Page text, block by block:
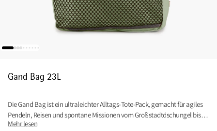
Gand Bag 23L
Die Gand Bag ist ein ultraleichter Alltags‑Tote‑Pack, gemacht für agiles
Pendeln, Reisen und spontane Missionen vom Großstadtdschungel bis
zum Trail.
Mehr lesen